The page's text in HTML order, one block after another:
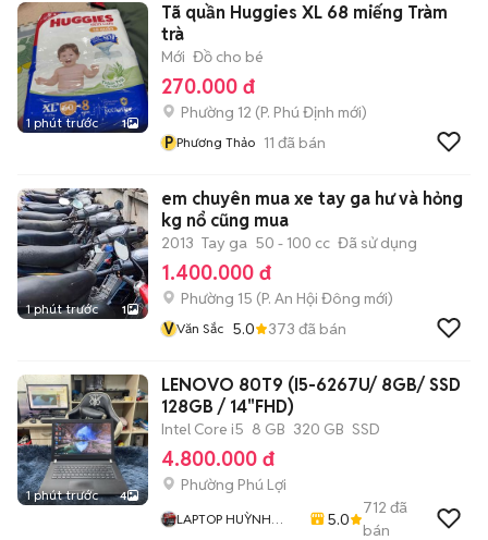
1 phút trước 1
Tã quần Huggies XL 68 miếng Tràm
trà
Mới Đồ cho bé
270.000 đ
Phường 12 (P. Phú Định mới)
P Phương Thảo 11 đã bán
1 phút trước 1
em chuyên mua xe tay ga hư và hỏng
kg nổ cũng mua
2013 Tay ga 50 - 100 cc Đã sử dụng
1.400.000 đ
Phường 15 (P. An Hội Đông mới)
VVăn Sắc 5.0 373 đã bán
1 phút trước 4
LENOVO 80T9 (I5-6267U/ 8GB/ SSD
128GB / 14"FHD)
Intel Core i5 8 GB 320 GB SSD
4.800.000 đ
Phường Phú Lợi
LAPTOP HUỲNH
5.0
712 đã
bán